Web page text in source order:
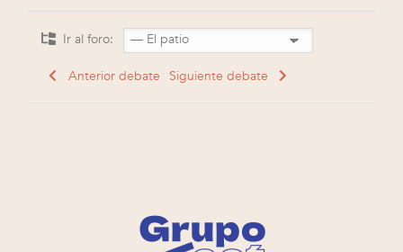
Ir al foro:
Anterior debate Siguiente debate